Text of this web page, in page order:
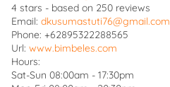
4 stars - based on 250 reviews
Email: dkusumastuti76@gmail.com
Phone: +62895322288565
Url: www.bimbeles.com
Hours:
Sat-Sun 08:00am - 17:30pm